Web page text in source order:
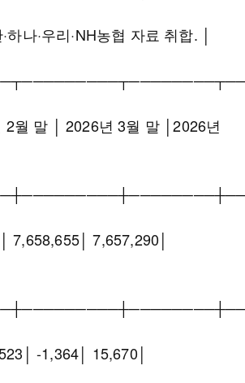
하나·우리·NH농협 자료 취합. │
2월 말 │ 2026년 3월 말 │2026년
7,658,655│ 7,657,290│
-1,364│ 15,670│